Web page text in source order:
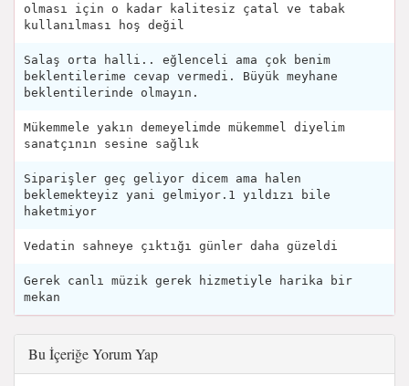
olması için o kadar kalitesiz çatal ve tabak
kullanılması hoş değil
Salaş orta halli.. eğlenceli ama çok benim
beklentilerime cevap vermedi. Büyük meyhane
beklentilerinde olmayın.
Mükemmele yakın demeyelimde mükemmel diyelim
sanatçının sesine sağlık
Siparişler geç geliyor dicem ama halen
beklemekteyiz yani gelmiyor.1 yıldızı bile
haketmiyor
Vedatin sahneye çıktığı günler daha güzeldi
Gerek canlı müzik gerek hizmetiyle harika bir
mekan
Bu İçeriğe Yorum Yap